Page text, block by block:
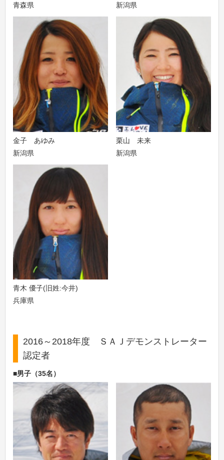
青森県 新潟県
金子 あゆみ
新潟県
栗山 未来
新潟県
青木 優子(旧姓:今井)
兵庫県
2016～2018年度 ＳＡＪデモンストレーター
認定者
■男子（35名）